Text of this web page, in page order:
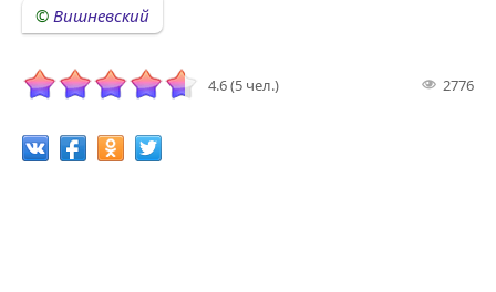
Вишневский
4.6 (5 чел.) 2776